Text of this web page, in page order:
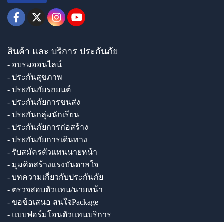
สินค้า และ บริการ ประกันภัย
- อบรมออนไลน์
- ประกันสุขภาพ
- ประกันภัยรถยนต์
- ประกันภัยการขนส่ง
- ประกันกลุ่มนักเรียน
- ประกันภัยการก่อสร้าง
- ประกันภัยการเดินทาง
- รับสมัครตัวแทนนายหน้า
- มุมคิดสร้างแรงบันดาลใจ
- บทความเกี่ยวกับประกันภัย
- ตรวจสอบตัวแทน/นายหน้า
- ขอข้อเสนอ สนใจPackage
- แบบฟอร์มโอนตัวแทนบริการ